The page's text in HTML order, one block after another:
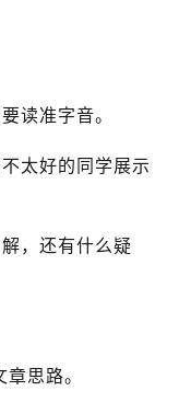
读准字音。
太好的同学展示
，还有什么疑
思路。